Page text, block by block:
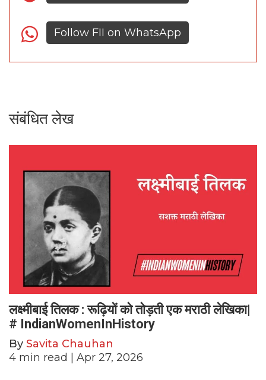
Follow FII on WhatsApp
संबंधित लेख
लक्ष्मीबाई तिलक : रूढ़ियों को तोड़ती एक मराठी लेखिका|
# IndianWomenInHistory
By Savita Chauhan
4 min read | Apr 27, 2026